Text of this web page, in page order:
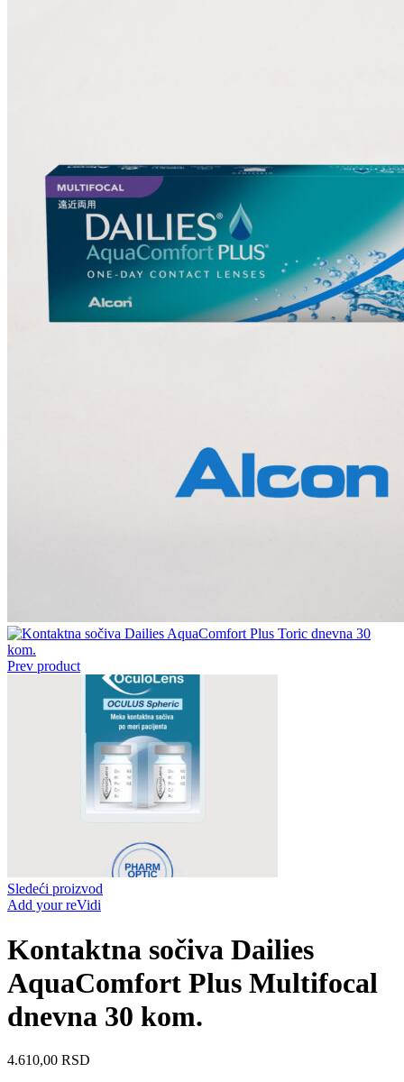
Prev product
Sledeći proizvod
Add your reVidi
Kontaktna sočiva Dailies
AquaComfort Plus Multifocal
dnevna 30 kom.
4.610,00 RSD